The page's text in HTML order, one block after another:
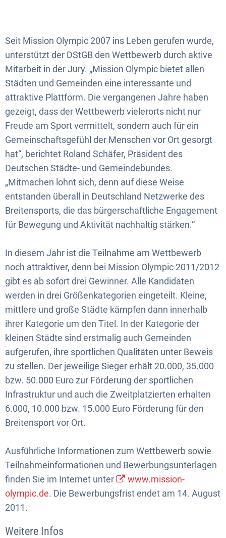
Seit Mission Olympic 2007 ins Leben gerufen wurde,
unterstützt der DStGB den Wettbewerb durch aktive
Mitarbeit in der Jury. „Mission Olympic bietet allen
Städten und Gemeinden eine interessante und
attraktive Plattform. Die vergangenen Jahre haben
gezeigt, dass der Wettbewerb vielerorts nicht nur
Freude am Sport vermittelt, sondern auch für ein
Gemeinschaftsgefühl der Menschen vor Ort gesorgt
hat“, berichtet Roland Schäfer, Präsident des
Deutschen Städte- und Gemeindebundes.
„Mitmachen lohnt sich, denn auf diese Weise
entstanden überall in Deutschland Netzwerke des
Breitensports, die das bürgerschaftliche Engagement
für Bewegung und Aktivität nachhaltig stärken.“
In diesem Jahr ist die Teilnahme am Wettbewerb
noch attraktiver, denn bei Mission Olympic 2011/2012
gibt es ab sofort drei Gewinner. Alle Kandidaten
werden in drei Größenkategorien eingeteilt. Kleine,
mittlere und große Städte kämpfen dann innerhalb
ihrer Kategorie um den Titel. In der Kategorie der
kleinen Städte sind erstmalig auch Gemeinden
aufgerufen, ihre sportlichen Qualitäten unter Beweis
zu stellen. Der jeweilige Sieger erhält 20.000, 35.000
bzw. 50.000 Euro zur Förderung der sportlichen
Infrastruktur und auch die Zweitplatzierten erhalten
6.000, 10.000 bzw. 15.000 Euro Förderung für den
Breitensport vor Ort.
Ausführliche Informationen zum Wettbewerb sowie
Teilnahmeinformationen und Bewerbungsunterlagen
finden Sie im Internet unter
www.mission-
olympic.de. Die Bewerbungsfrist endet am 14. August
2011.
Weitere Infos